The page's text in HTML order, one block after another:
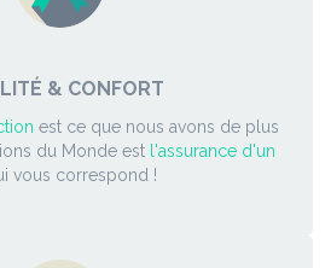
& CONFORT
est ce que nous avons de plus
du Monde est l'assurance d'un
vous correspond !